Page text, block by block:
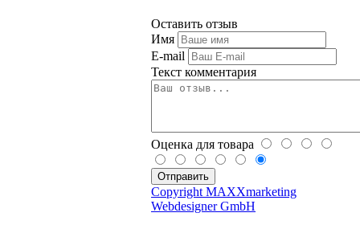
Оставить отзыв
Имя
E-mail
Текст комментария
Оценка для товара
Copyright MAXXmarketing
Webdesigner GmbH